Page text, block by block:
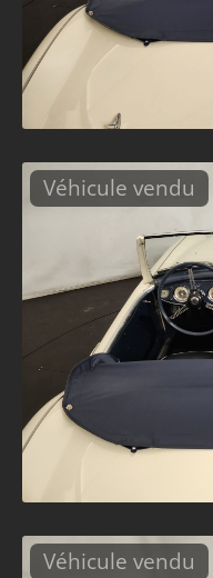
Véhicule vendu
Véhicule vendu